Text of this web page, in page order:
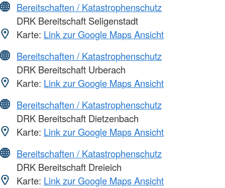
Bereitschaften / Katastrophenschutz
DRK Bereitschaft Seligenstadt
Karte: Link zur Google Maps Ansicht
Bereitschaften / Katastrophenschutz
DRK Bereitschaft Urberach
Karte: Link zur Google Maps Ansicht
Bereitschaften / Katastrophenschutz
DRK Bereitschaft Dietzenbach
Karte: Link zur Google Maps Ansicht
Bereitschaften / Katastrophenschutz
DRK Bereitschaft Dreieich
Karte: Link zur Google Maps Ansicht